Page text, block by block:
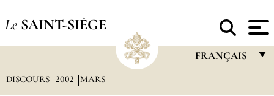
Le SAINT-SIÈGE
FRANÇAIS
DISCOURS 2002 MARS